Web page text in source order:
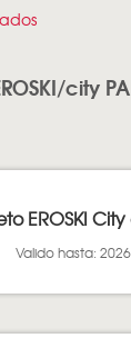
city
EROSKI
Valido hasta: